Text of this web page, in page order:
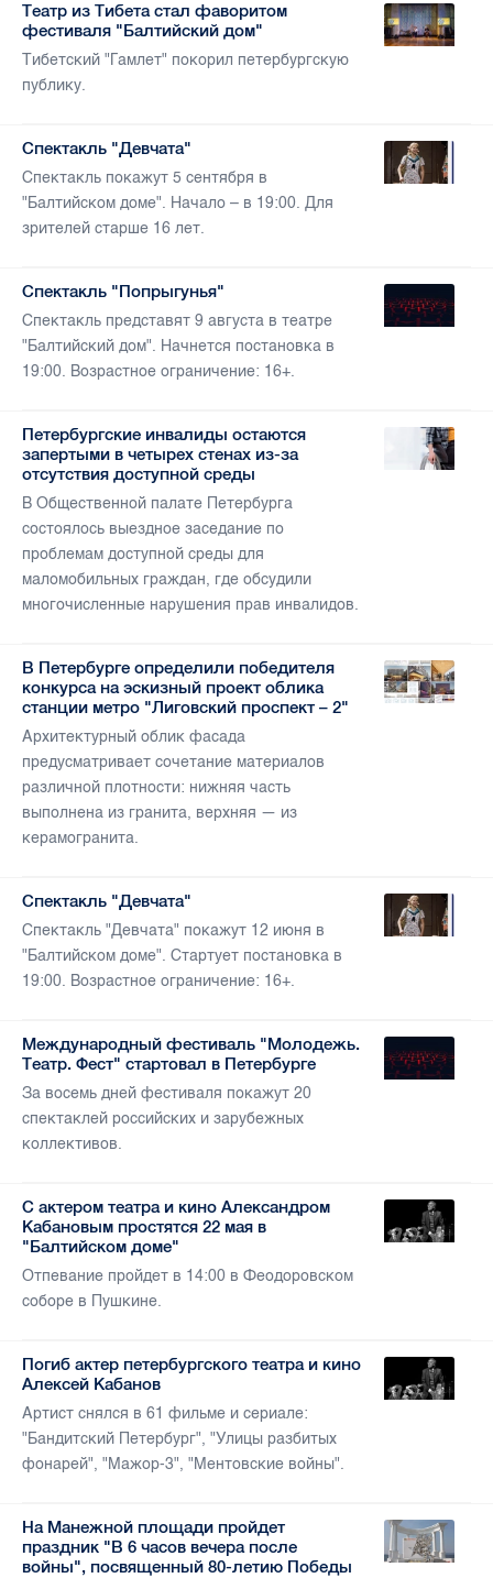
Театр из Тибета стал фаворитом
фестиваля "Балтийский дом"
Тибетский "Гамлет" покорил петербургскую
публику.
Спектакль "Девчата"
Спектакль покажут 5 сентября в
"Балтийском доме". Начало – в 19:00. Для
зрителей старше 16 лет.
Спектакль "Попрыгунья"
Спектакль представят 9 августа в театре
"Балтийский дом". Начнется постановка в
19:00. Возрастное ограничение: 16+.
Петербургские инвалиды остаются
запертыми в четырех стенах из-за
отсутствия доступной среды
В Общественной палате Петербурга
состоялось выездное заседание по
проблемам доступной среды для
маломобильных граждан, где обсудили
многочисленные нарушения прав инвалидов.
В Петербурге определили победителя
конкурса на эскизный проект облика
станции метро "Лиговский проспект – 2"
Архитектурный облик фасада
предусматривает сочетание материалов
различной плотности: нижняя часть
выполнена из гранита, верхняя — из
керамогранита.
Спектакль "Девчата"
Спектакль "Девчата" покажут 12 июня в
"Балтийском доме". Стартует постановка в
19:00. Возрастное ограничение: 16+.
Международный фестиваль "Молодежь.
Театр. Фест" стартовал в Петербурге
За восемь дней фестиваля покажут 20
спектаклей российских и зарубежных
коллективов.
С актером театра и кино Александром
Кабановым простятся 22 мая в
"Балтийском доме"
Отпевание пройдет в 14:00 в Феодоровском
соборе в Пушкине.
Погиб актер петербургского театра и кино
Алексей Кабанов
Артист снялся в 61 фильме и сериале:
"Бандитский Петербург", "Улицы разбитых
фонарей", "Мажор-3", "Ментовские войны".
На Манежной площади пройдет
праздник "В 6 часов вечера после
войны", посвященный 80-летию Победы